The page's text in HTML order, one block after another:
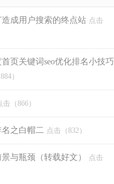
成用户搜索的终点站 点击
页关键词seo优化排名小技巧
）
击（866）
之白帽二 点击（832）
与瓶颈（转载好文）
点击